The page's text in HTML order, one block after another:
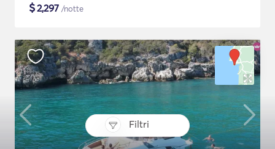
Filtri
$2,297 /notte